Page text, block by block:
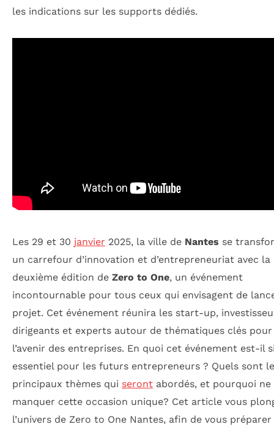
les indications sur les supports dédiés.
Les 29 et 30 janvier 2025, la ville de Nantes se
un carrefour d’innovation et d’entrepreneuriat avec la
deuxième édition de Zero to One, un événement
incontournable pour tous ceux qui envisagent de
projet. Cet événement réunira les start-up,
dirigeants et experts autour de thématiques clés
l’avenir des entreprises. En quoi cet événement est-il
essentiel pour les futurs entrepreneurs ? Quels sont
principaux thèmes qui seront abordés, et pourquoi ne
manquer cette occasion unique? Cet article vous
l’univers de Zero to One Nantes, afin de vous